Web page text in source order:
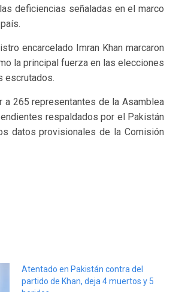
deficiencias señaladas en el marco
encarcelado Imran Khan marcaron
la principal fuerza en las elecciones
escrutados.
265 representantes de la Asamblea
respaldados por el Pakistán
datos provisionales de la Comisión
Atentado en Pakistán contra del
partido de Khan, deja 4 muertos y 5